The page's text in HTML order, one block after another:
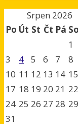
Srpen 2026
Po Út St Čt Pá So
1
3
4 5 6 7 8
10 11 12 13 14 15
17 18 19 20 21 22
24 25 26 27 28 29
31